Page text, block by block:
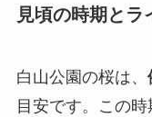
見頃の時期とラ
白山公園の桜は、
目安です。この